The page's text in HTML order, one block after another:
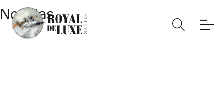
Noticias